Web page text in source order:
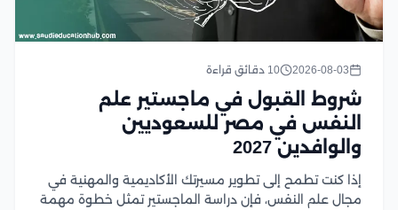
2026-08-03 10 دقائق قراءة
شروط القبول في ماجستير علم
النفس في مصر للسعوديين
والوافدين 2027
إذا كنت تطمح إلى تطوير مسيرتك الأكاديمية والمهنية في
مجال علم النفس، فإن دراسة الماجستير تمثل خطوة مهمة